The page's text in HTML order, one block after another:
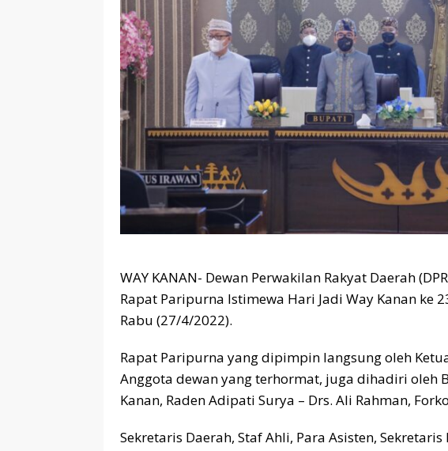
WAY KANAN- Dewan Perwakilan Rakyat Daerah
Rapat Paripurna Istimewa Hari Jadi Way Kanan ke
Rabu (27/4/2022).
Rapat Paripurna yang dipimpin langsung oleh
Anggota dewan yang terhormat, juga dihadiri oleh
Kanan, Raden Adipati Surya – Drs. Ali Rahman,
Sekretaris Daerah, Staf Ahli, Para Asisten, Sekretaris